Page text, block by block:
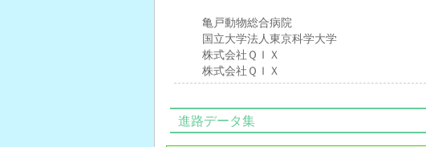
亀戸動物総合病院
国立大学法人東京科学大学
株式会社ＱＩＸ
株式会社ＱＩＸ
進路データ集